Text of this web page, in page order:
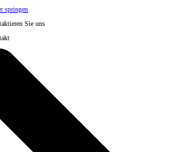
springen
Sie uns